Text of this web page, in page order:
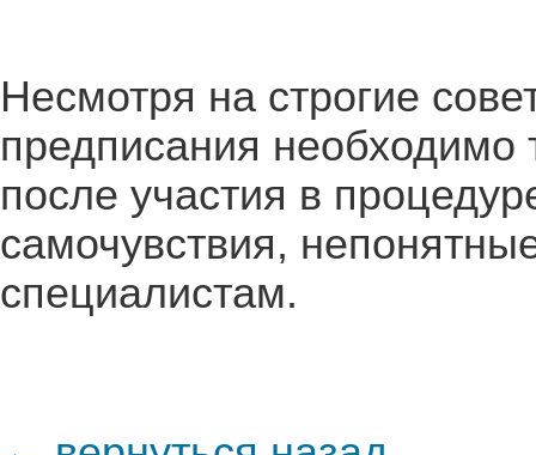
Несмотря на строгие
предписания необходимо
после участия в
самочувствия,
специалистам.